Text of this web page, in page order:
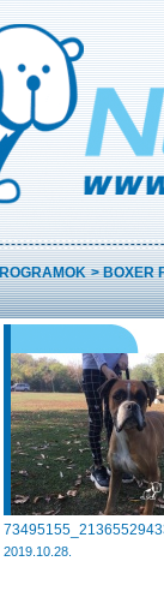
>BOXER
2019.10.28.